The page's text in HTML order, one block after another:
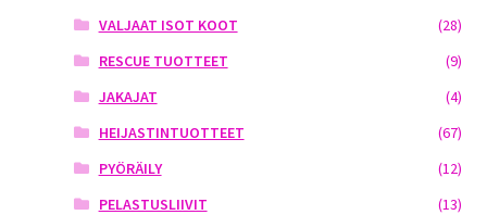
VALJAAT ISOT KOOT
(28)
RESCUE TUOTTEET
(9)
JAKAJAT
(4)
HEIJASTINTUOTTEET
(67)
PYÖRÄILY
(12)
PELASTUSLIIVIT
(13)